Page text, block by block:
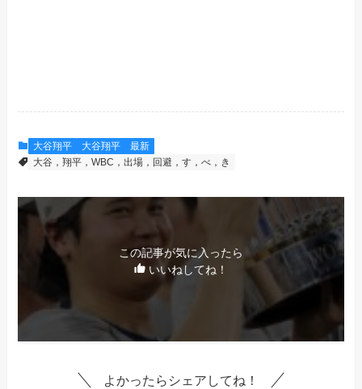
大谷翔平
大谷翔平 最新
大谷，翔平，WBC，出場，回避，す，べ，き
この記事が気に入ったら
いいねしてね！
よかったらシェアしてね！